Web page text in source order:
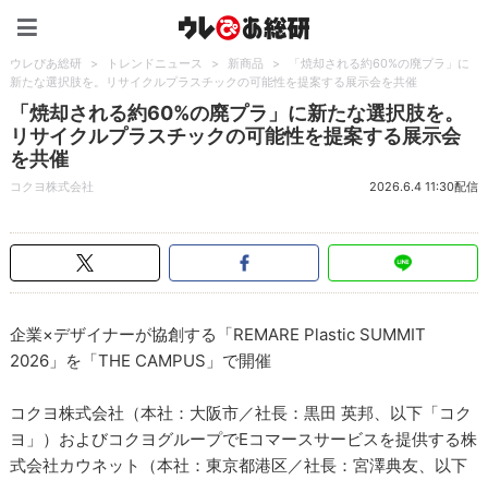
ウレぴあ総研 > トレンドニュース > 新商品 >
「焼却される約60%の廃プラ」に
新たな選択肢を。リサイクルプラスチックの可能性を提案する展示会を共催
「焼却される約60%の廃プラ」に新たな選択肢を。
リサイクルプラスチックの可能性を提案する展示会
を共催
コクヨ株式会社 2026.6.4 11:30配信
企業×デザイナーが協創する「REMARE Plastic SUMMIT
2026」を「THE CAMPUS」で開催
コクヨ株式会社（本社：大阪市／社長：黒田 英邦、以下「コク
ヨ」）およびコクヨグループでEコマースサービスを提供する株
式会社カウネット（本社：東京都港区／社長：宮澤典友、以下